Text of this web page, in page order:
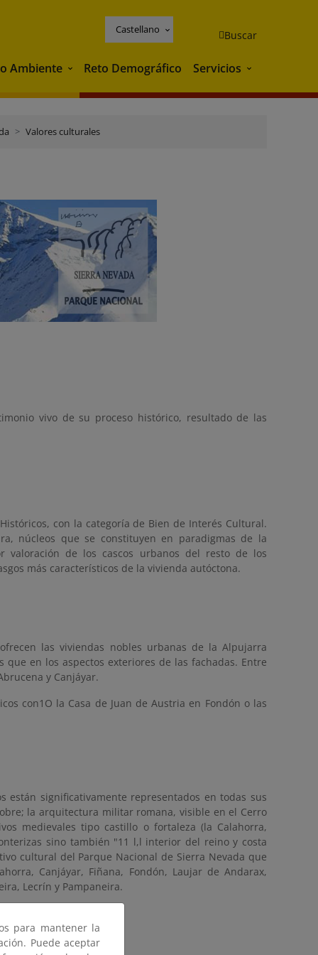
Castellano Buscar
Ambiente Medio Ambiente
Reto Demográfico Servicios Servicios
Valores culturales
vivo de su proceso histórico, resultado de las
con la categoría de Bien de Interés Cultural.
núcleos que se constituyen en paradigmas de la
de los cascos urbanos del resto de los
más característicos de la vivienda autóctona.
las viviendas nobles urbanas de la Alpujarra
en los aspectos exteriores de las fachadas. Entre
y Canjáyar.
con1O la Casa de Juan de Austria en Fondón o las
están significativamente representados en todas sus
la arquitectura militar romana, visible en el Cerro
medievales tipo castillo o fortaleza (la Calahorra,
sino también "11 l,l interior del reino y costa
cultural del Parque Nacional de Sierra Nevada que
Canjáyar, Fiñana, Fondón, Laujar de Andarax,
Lecrín y Pampaneira.
para mantener la
Puede aceptar